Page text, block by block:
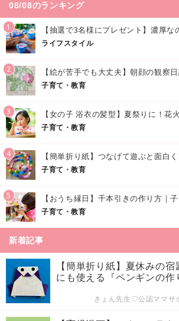
08/08のランキング
1
ライフスタイル
2
子育て・教育
3
子育て・教育
4
子育て・教育
5
子育て・教育
新着記事
【簡単折り紙】夏休みの
にも使える『ペンギンの作
きょん先生♡公認ママサ